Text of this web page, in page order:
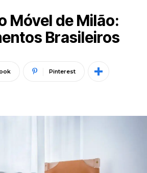
Móvel de Milão:
Brasileiros
Pinterest